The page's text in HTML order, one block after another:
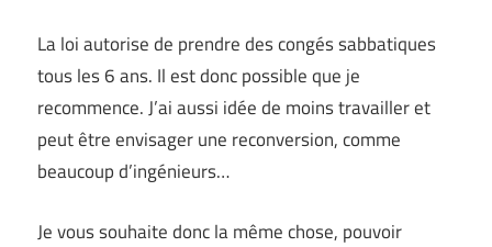
La loi autorise de prendre des congés sabbatiques
tous les 6 ans. Il est donc possible que je
recommence. J’ai aussi idée de moins travailler et
peut être envisager une reconversion, comme
beaucoup d’ingénieurs…
Je vous souhaite donc la même chose, pouvoir